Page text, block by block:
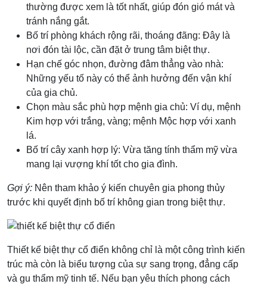
thường được xem là tốt nhất, giúp đón gió mát và
tránh nắng gắt.
Bố trí phòng khách rộng rãi, thoáng đãng: Đây là
nơi đón tài lộc, cần đặt ở trung tâm biệt thự.
Hạn chế góc nhọn, đường đâm thẳng vào nhà:
Những yếu tố này có thể ảnh hưởng đến vận khí
của gia chủ.
Chọn màu sắc phù hợp mệnh gia chủ: Ví dụ, mệnh
Kim hợp với trắng, vàng; mệnh Mộc hợp với xanh
lá.
Bố trí cây xanh hợp lý: Vừa tăng tính thẩm mỹ vừa
mang lại vượng khí tốt cho gia đình.
Gợi ý: Nên tham khảo ý kiến chuyên gia phong thủy
trước khi quyết định bố trí không gian trong biệt thự.
Thiết kế biệt thự cổ điển không chỉ là một công trình kiến
trúc mà còn là biểu tượng của sự sang trọng, đẳng cấp
và gu thẩm mỹ tinh tế. Nếu bạn yêu thích phong cách